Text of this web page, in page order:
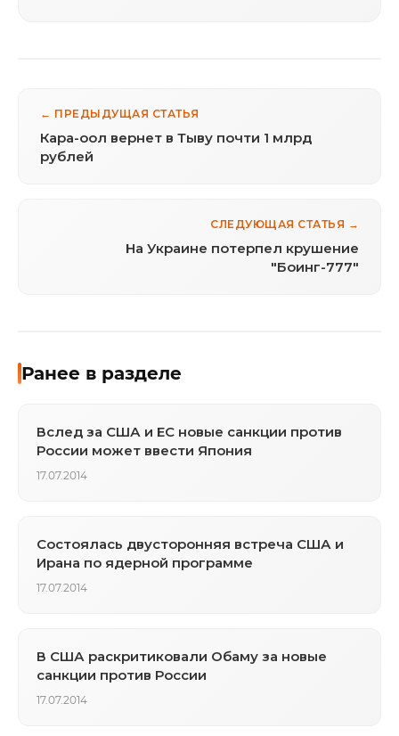
← ПРЕДЫДУЩАЯ СТАТЬЯ
Кара-оол вернет в Тыву почти 1 млрд
рублей
СЛЕДУЮЩАЯ СТАТЬЯ →
На Украине потерпел крушение
"Боинг-777"
Ранее в разделе
Вслед за США и ЕС новые санкции против
России может ввести Япония
17.07.2014
Состоялась двусторонняя встреча США и
Ирана по ядерной программе
17.07.2014
В США раскритиковали Обаму за новые
санкции против России
17.07.2014